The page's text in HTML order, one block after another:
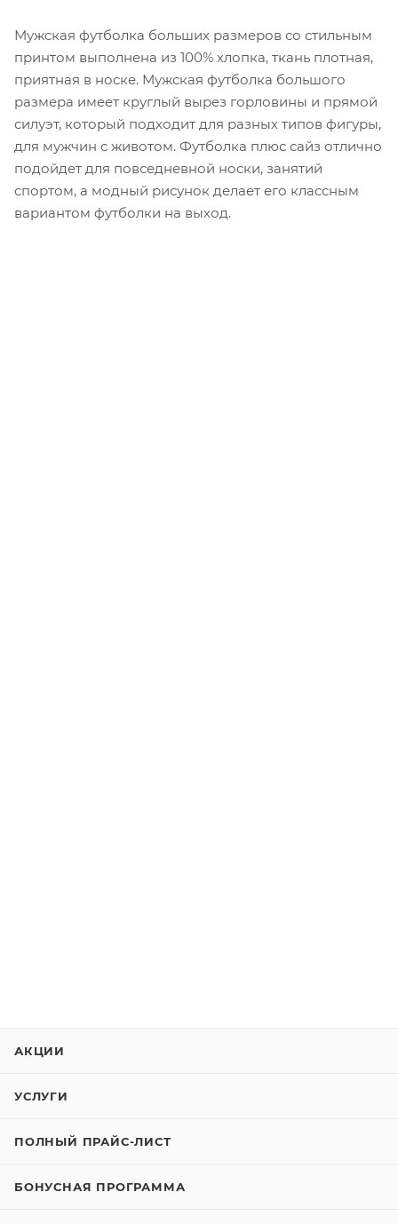
Мужская футболка больших размеров со стильным
принтом выполнена из 100% хлопка, ткань плотная,
приятная в носке. Мужская футболка большого
размера имеет круглый вырез горловины и прямой
силуэт, который подходит для разных типов фигуры,
для мужчин с животом. Футболка плюс сайз отлично
подойдет для повседневной носки, занятий
спортом, а модный рисунок делает его классным
вариантом футболки на выход.
АКЦИИ
УСЛУГИ
ПОЛНЫЙ ПРАЙС-ЛИСТ
БОНУСНАЯ ПРОГРАММА